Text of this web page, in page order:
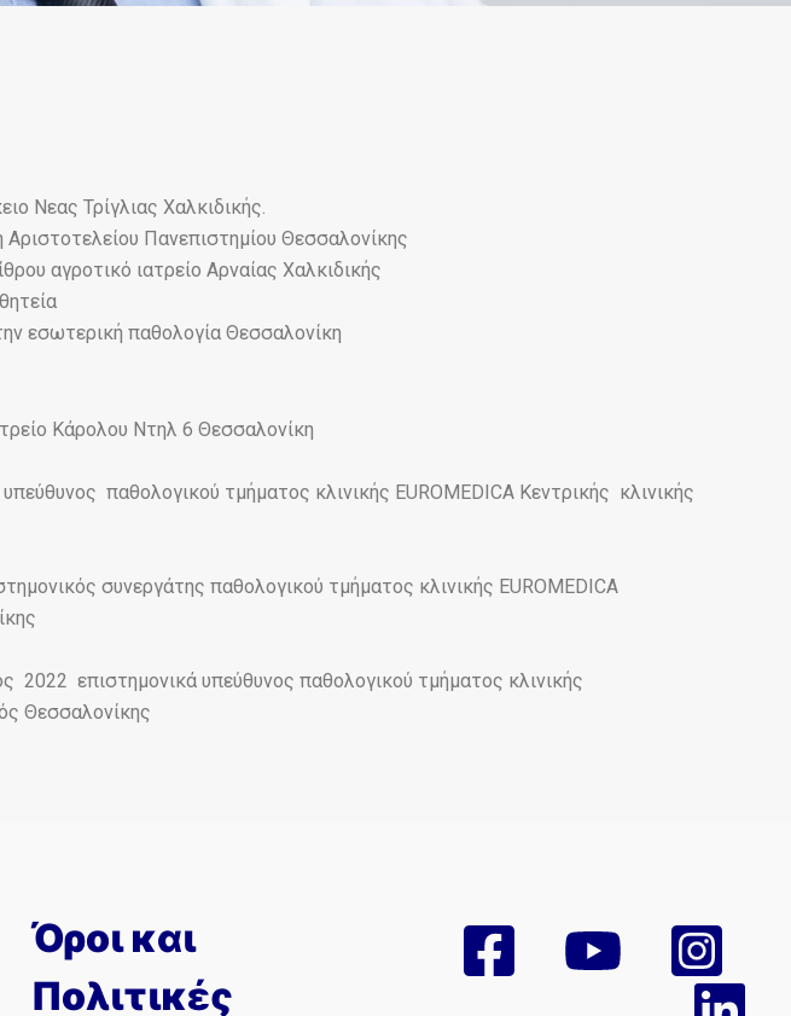
Νεας Τρίγλιας Χαλκιδικής.
Πανεπιστημίου Θεσσαλονίκης
αγροτικό ιατρείο Αρναίας Χαλκιδικής
εσωτερική παθολογία Θεσσαλονίκη
Κάρολου Ντηλ 6 Θεσσαλονίκη
παθολογικού τμήματος κλινικής EUROMEDICA Κεντρικής κλινικής
συνεργάτης παθολογικού τμήματος κλινικής EUROMEDICA
2022 επιστημονικά υπεύθυνος παθολογικού τμήματος κλινικής
Θεσσαλονίκης
Όροι και
Πολιτικές